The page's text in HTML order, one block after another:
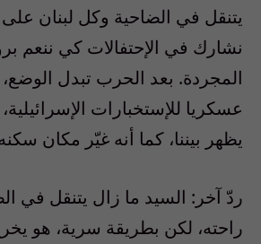
يتنقل في الضاحية وكل لبنان على
نشارك في الإحتفالات كي ننعم
المجردة. بعد الحرب تبدل
عسكريا للإستخبارات
يظهر بيننا، كما أنه غيّر مكان
ردّ آخر: السيد ما زال يتنقل في
راحته، لكن بطريقة سرية، هو يخرج